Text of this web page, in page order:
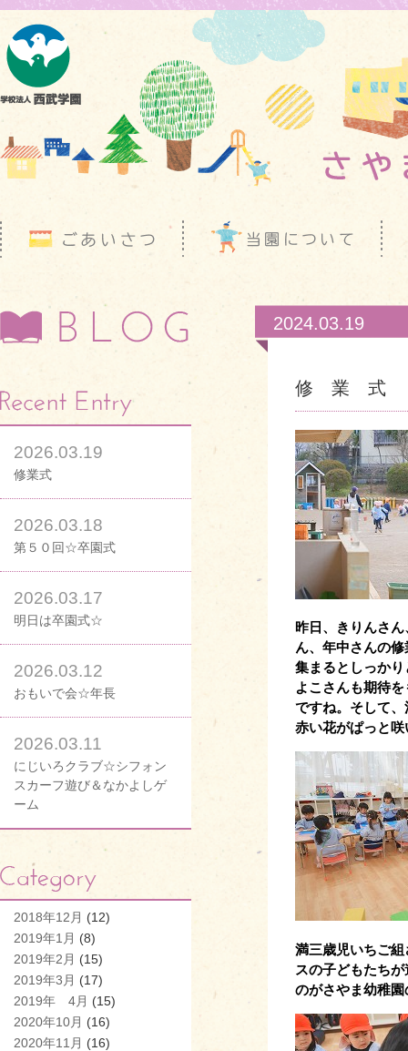
2026.03.19
修業式
2026.03.18
第５０回☆卒園式
2026.03.17
明日は卒園式☆
2026.03.12
おもいで会☆年長
2026.03.11
にじいろクラブ☆シフォン
スカーフ遊び＆なかよしゲ
ーム
2018年12月 (12)
2019年1月 (8)
2019年2月 (15)
2019年3月 (17)
2019年 4月 (15)
2020年10月 (16)
2020年11月 (16)
2024.03.19
修 業 式
昨日、きりんさ
ん、年中さんの
集まるとしっか
よこさんも期待
ですね。そして
赤い花がぱっと
満三歳児いちご
スの子どもたち
のがさやま幼稚